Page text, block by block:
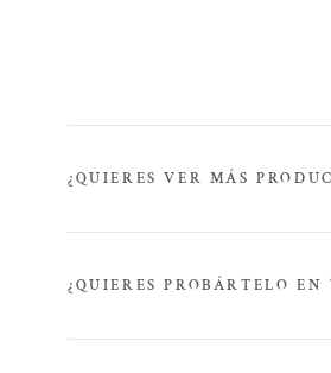
¿QUIERES VER MÁS
¿QUIERES PROBÁRTELO EN